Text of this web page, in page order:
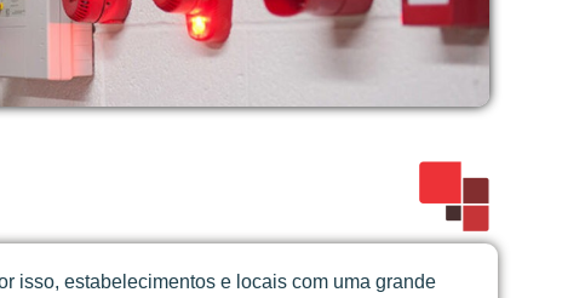
isso, estabelecimentos e locais com uma grande